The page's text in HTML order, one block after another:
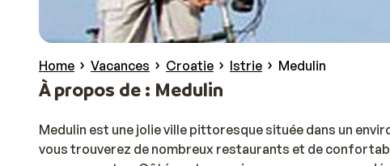
Home Vacances Croatie Istrie Medulin
À propos de : Medulin
Medulin est une jolie ville pittoresque située dans un
vous trouverez de nombreux restaurants et de